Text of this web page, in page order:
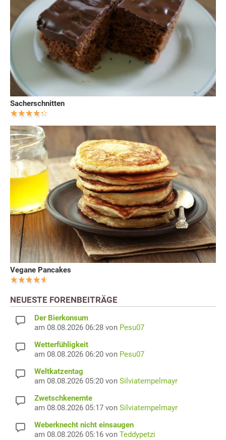
Sacherschnitten
Vegane Pancakes
NEUESTE FORENBEITRÄGE
Der Bierkonsum
am 08.08.2026 06:28 von Pesu07
Wetterfühligkeit
am 08.08.2026 06:20 von Pesu07
Weltkatzentag
am 08.08.2026 05:20 von Silviatempelmayr
Zwetschkenernte
am 08.08.2026 05:17 von Silviatempelmayr
Weberknecht nicht einsaugen
am 08.08.2026 05:16 von Teddypetzi